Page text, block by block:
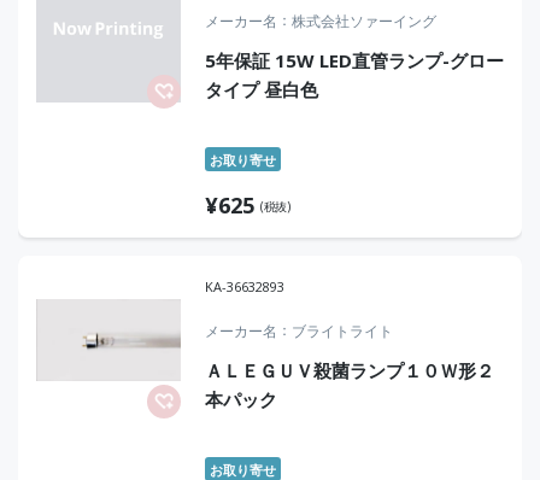
メーカー名 株式会社ソァーイング
5年保証 15W LED直管ランプ-グロー
タイプ 昼白色
お取り寄せ
¥625 (税抜)
KA-36632893
メーカー名 ブライトライト
ＡＬＥＧＵＶ殺菌ランプ１０Ｗ形２
本パック
お取り寄せ